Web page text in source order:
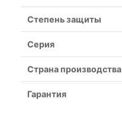
Степень защиты
Серия
Страна производства
Гарантия